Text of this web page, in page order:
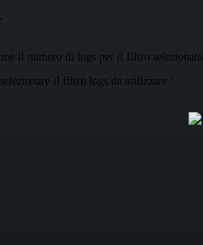
il numero di logs per il filtro selezionato.
il filtro logs da utilizzare :